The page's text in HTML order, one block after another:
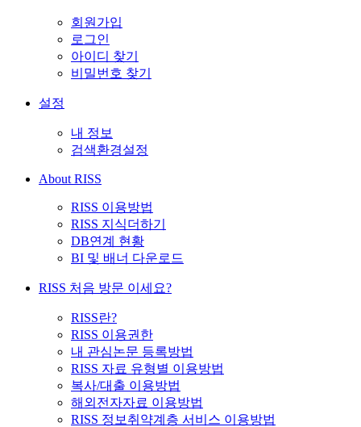
회원가입
로그인
아이디 찾기
비밀번호 찾기
설정
내 정보
검색환경설정
About RISS
RISS 이용방법
RISS 지식더하기
DB연계 현황
BI 및 배너 다운로드
RISS 처음 방문 이세요?
RISS란?
RISS 이용권한
내 관심논문 등록방법
RISS 자료 유형별 이용방법
복사/대출 이용방법
해외전자자료 이용방법
RISS 정보취약계층 서비스 이용방법